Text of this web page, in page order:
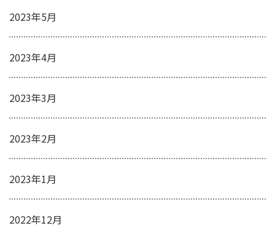
2023年5月
2023年4月
2023年3月
2023年2月
2023年1月
2022年12月